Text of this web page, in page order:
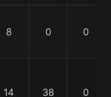
8 0 0
14 38 0